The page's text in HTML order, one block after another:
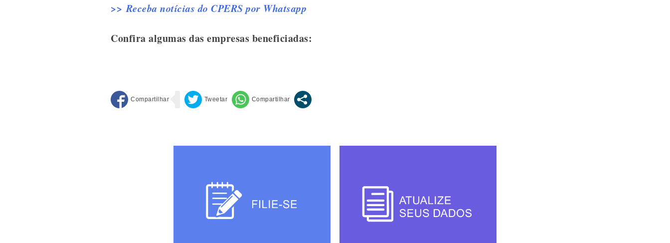
>> Receba notícias do CPERS por Whatsapp
Confira algumas das empresas beneficiadas: